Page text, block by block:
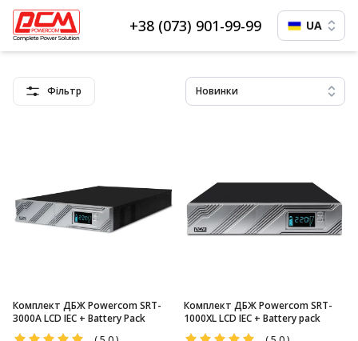
+38 (073) 901-99-99 UA
Фільтр Новинки
Комплект ДБЖ Powercom SRT-
3000A LCD IEC + Battery Pack
Комплект ДБЖ Powercom SRT-
1000XL LCD IEC + Battery pack